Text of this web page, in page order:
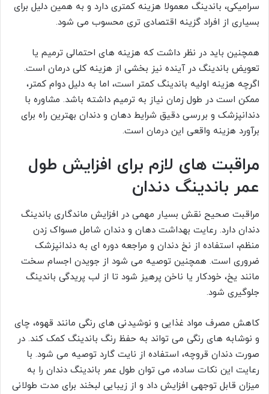
سرامیکی، باندینگ معمولا هزینه کمتری دارد و به همین دلیل برای
بسیاری از افراد گزینه اقتصادی تری محسوب می شود.
همچنین باید در نظر داشت که هزینه های احتمالی ترمیم یا
تعویض باندینگ در آینده نیز بخشی از هزینه کلی درمان است.
اگرچه هزینه اولیه باندینگ کمتر است، اما به دلیل دوام کمتر،
ممکن است در طول زمان نیاز به ترمیم داشته باشد. مشاوره با
دندانپزشک و بررسی دقیق شرایط دهان و دندان بهترین راه برای
برآورد هزینه واقعی این درمان است.
مراقبت های لازم برای افزایش طول
عمر باندینگ دندان
مراقبت صحیح نقش بسیار مهمی در افزایش ماندگاری باندینگ
دندان دارد. رعایت بهداشت دهان و دندان شامل مسواک زدن
منظم، استفاده از نخ دندان و مراجعه دوره ای به دندانپزشک
ضروری است. همچنین توصیه می شود از جویدن اجسام سخت
مانند یخ، خودکار یا ناخن پرهیز شود تا از لب پریدگی باندینگ
جلوگیری شود.
کاهش مصرف مواد غذایی و نوشیدنی های رنگی مانند قهوه، چای
و نوشابه های رنگی می تواند به حفظ رنگ باندینگ کمک کند. در
صورت دندان قروچه، استفاده از نایت گارد توصیه می شود. با
رعایت این نکات ساده، می توان طول عمر باندینگ دندان را به
میزان قابل توجهی افزایش داد و از زیبایی لبخند برای مدت طولانی